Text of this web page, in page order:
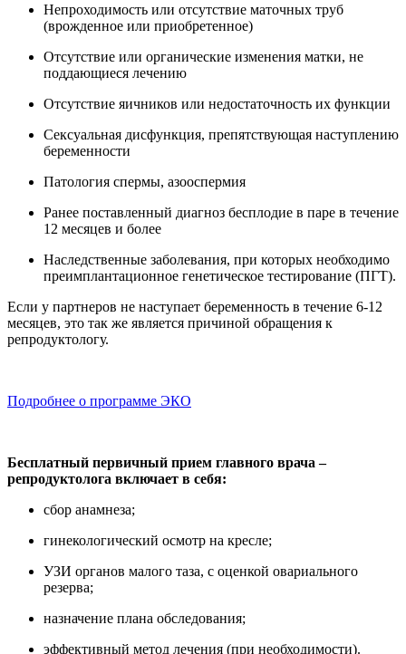
Непроходимость или отсутствие маточных труб
(врожденное или приобретенное)
Отсутствие или органические изменения матки, не
поддающиеся лечению
Отсутствие яичников или недостаточность их функции
Сексуальная дисфункция, препятствующая наступлению
беременности
Патология спермы, азооспермия
Ранее поставленный диагноз бесплодие в паре в течение
12 месяцев и более
Наследственные заболевания, при которых необходимо
преимплантационное генетическое тестирование (ПГТ).
Если у партнеров не наступает беременность в течение 6-12
месяцев, это так же является причиной обращения к
репродуктологу.
Подробнее о программе ЭКО
Бесплатный первичный прием главного врача –
репродуктолога включает в себя:
сбор анамнеза;
гинекологический осмотр на кресле;
УЗИ органов малого таза, с оценкой овариального
резерва;
назначение плана обследования;
эффективный метод лечения (при необходимости).